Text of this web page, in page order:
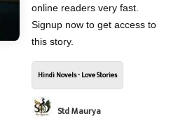
online readers very fast.
Signup now to get access to
this story.
Hindi Novels - Love Stories
Std Maurya